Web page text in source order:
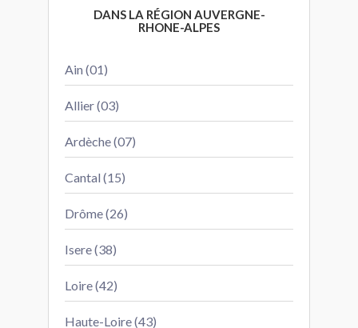
DANS LA RÉGION AUVERGNE-
RHONE-ALPES
Ain (01)
Allier (03)
Ardèche (07)
Cantal (15)
Drôme (26)
Isere (38)
Loire (42)
Haute-Loire (43)